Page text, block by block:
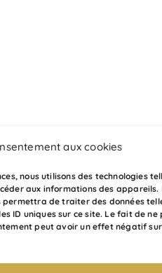
aux cookies
nous utilisons des technologies
aux informations des
permettra de traiter des données
ID uniques sur ce site. Le fait de ne
peut avoir un effet négatif